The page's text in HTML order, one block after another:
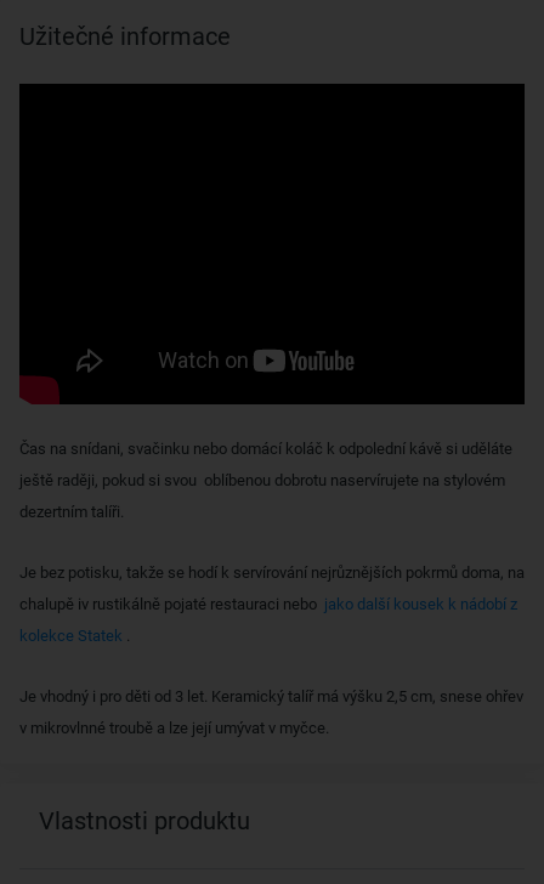
Užitečné informace
Čas na snídani, svačinku nebo domácí koláč k odpolední kávě si uděláte
ještě raději, pokud si svou oblíbenou dobrotu naservírujete na stylovém
dezertním talíři.
Je bez potisku, takže se hodí k servírování nejrůznějších pokrmů doma, na
chalupě iv rustikálně pojaté restauraci nebo jako další kousek k nádobí z
kolekce Statek .
Je vhodný i pro děti od 3 let. Keramický talíř má výšku 2,5 cm, snese ohřev
v mikrovlnné troubě a lze její umývat v myčce.
Vlastnosti produktu